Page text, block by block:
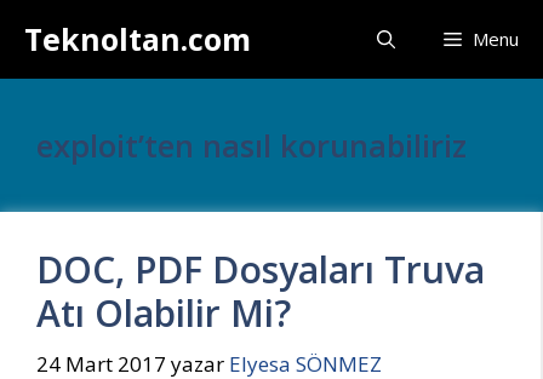
atlaTeknoltan.com Menu
exploit’ten nasıl korunabiliriz
DOC, PDF Dosyaları Truva
Atı Olabilir Mi?
24 Mart 2017 yazar Elyesa SÖNMEZ